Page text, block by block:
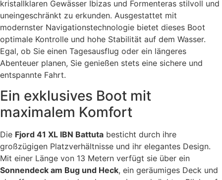
kristallklaren Gewässer Ibizas und Formenteras stilvoll und
uneingeschränkt zu erkunden. Ausgestattet mit
modernster Navigationstechnologie bietet dieses Boot
optimale Kontrolle und hohe Stabilität auf dem Wasser.
Egal, ob Sie einen Tagesausflug oder ein längeres
Abenteuer planen, Sie genießen stets eine sichere und
entspannte Fahrt.
Ein exklusives Boot mit
maximalem Komfort
Die Fjord 41 XL IBN Battuta besticht durch ihre
großzügigen Platzverhältnisse und ihr elegantes Design.
Mit einer Länge von 13 Metern verfügt sie über ein
Sonnendeck am Bug und Heck, ein geräumiges Deck und